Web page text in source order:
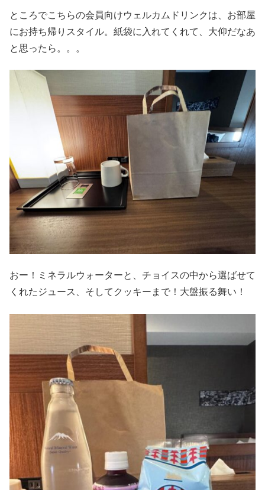
ところでこちらの会員向けウェルカムドリンクは、お部屋
にお持ち帰りスタイル。紙袋に入れてくれて、大仰だなあ
と思ったら。。。
おー！ミネラルウォーターと、チョイスの中から選ばせて
くれたジュース、そしてクッキーまで！大盤振る舞い！